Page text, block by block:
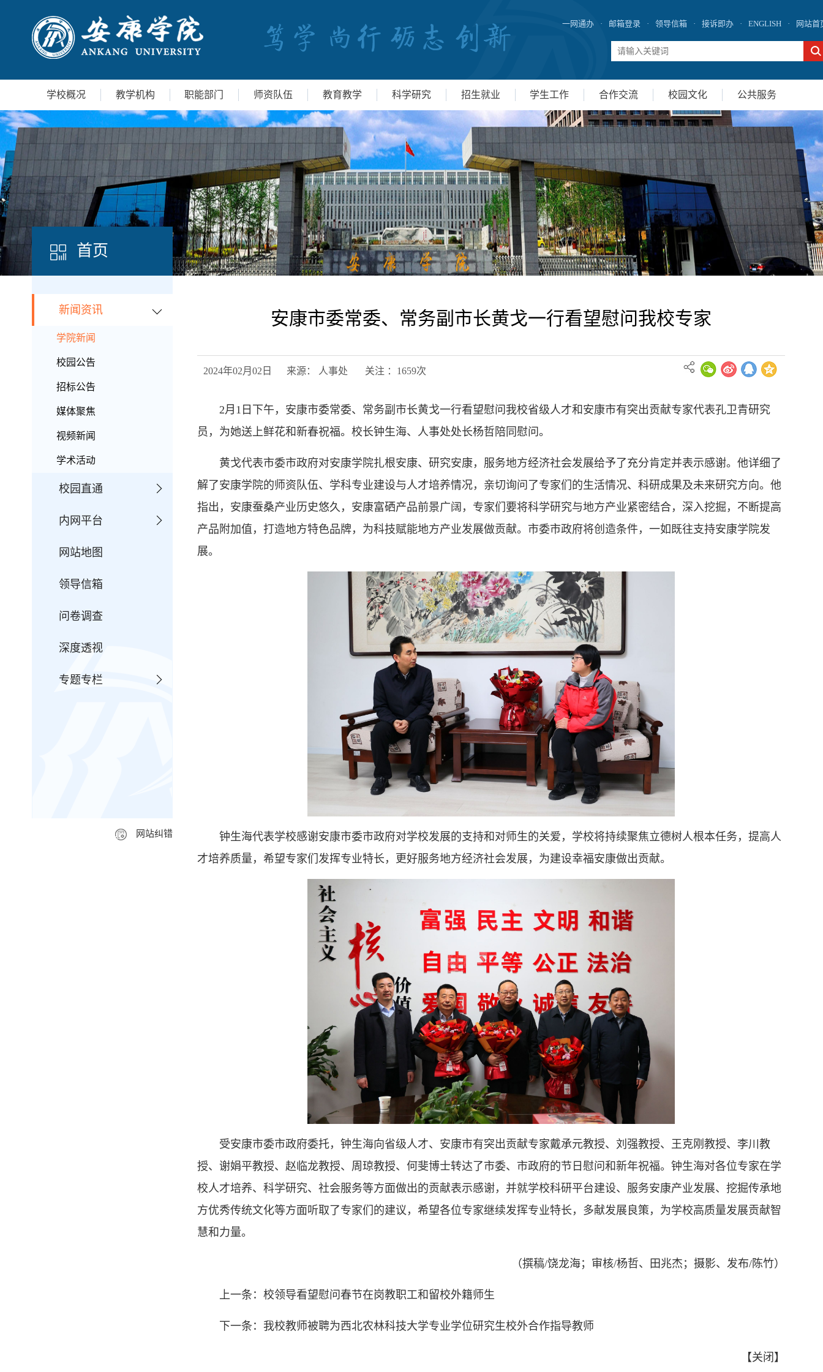
一网通办 · 邮箱登录 · 领导信箱 · 接诉即办 · ENGLISH · 网站首
学校概况 教学机构 职能部门 师资队伍 教育教学 科学研究 招生就业 学生工作 合作交流 校园文化 公共服务
首页
新闻资讯
学院新闻
校园公告
招标公告
媒体聚焦
视频新闻
学术活动
校园直通
内网平台
网站地图
领导信箱
问卷调查
深度透视
专题专栏
网站纠错
安康市委常委、常务副市长黄戈一行看望慰问我校专家
2024年02月02日 来源： 人事处 关注 ： 1659次
2月1日下午，安康市委常委、常务副市长黄戈一行看望慰问我校省级人才和安康市有突出贡献专家代表孔卫青研究
员，为她送上鲜花和新春祝福。校长钟生海、人事处处长杨哲陪同慰问。
黄戈代表市委市政府对安康学院扎根安康、研究安康，服务地方经济社会发展给予了充分肯定并表示感谢。他详细了
解了安康学院的师资队伍、学科专业建设与人才培养情况，亲切询问了专家们的生活情况、科研成果及未来研究方向。他
指出，安康蚕桑产业历史悠久，安康富硒产品前景广阔，专家们要将科学研究与地方产业紧密结合，深入挖掘，不断提高
产品附加值，打造地方特色品牌，为科技赋能地方产业发展做贡献。市委市政府将创造条件，一如既往支持安康学院发
展。
钟生海代表学校感谢安康市委市政府对学校发展的支持和对师生的关爱，学校将持续聚焦立德树人根本任务，提高人
才培养质量，希望专家们发挥专业特长，更好服务地方经济社会发展，为建设幸福安康做出贡献。
受安康市委市政府委托，钟生海向省级人才、安康市有突出贡献专家戴承元教授、刘强教授、王克刚教授、李川教
授、谢娟平教授、赵临龙教授、周琼教授、何斐博士转达了市委、市政府的节日慰问和新年祝福。钟生海对各位专家在学
校人才培养、科学研究、社会服务等方面做出的贡献表示感谢，并就学校科研平台建设、服务安康产业发展、挖掘传承地
方优秀传统文化等方面听取了专家们的建议，希望各位专家继续发挥专业特长，多献发展良策，为学校高质量发展贡献智
慧和力量。
（撰稿/饶龙海；审核/杨哲、田兆杰；摄影、发布/陈竹）
上一条：校领导看望慰问春节在岗教职工和留校外籍师生
下一条：我校教师被聘为西北农林科技大学专业学位研究生校外合作指导教师
【关闭 】